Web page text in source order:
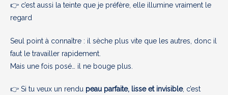
👉 c’est aussi la teinte que je préfère, elle illumine vraiment le
regard
Seul point à connaître : il sèche plus vite que les autres, donc il
faut le travailler rapidement.
Mais une fois posé… il ne bouge plus.
👉 Si tu veux un rendu peau parfaite, lisse et invisible, c’est